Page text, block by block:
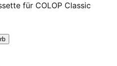
für COLOP Classic